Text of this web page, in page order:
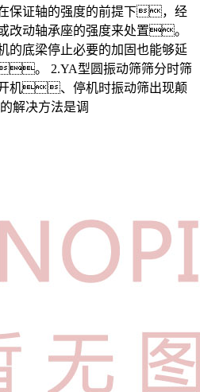
保证轴的强度的前提下，经
改动轴承座的强度来处置。
底梁停止必要的加固也能够延
。 2.YA型圆振动筛筛分时筛
机、停机时振动筛出现颠
解决方法是调